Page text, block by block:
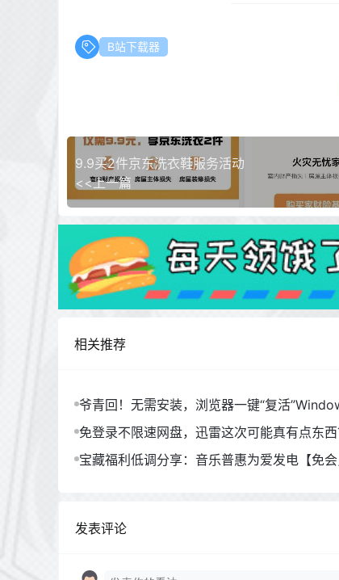
B站下载器
9.9买2件京东洗衣鞋服务活动
<<上一篇
相关推荐
爷青回！无需安装，浏览器一键“复活
免登录不限速网盘，迅雷这次可能真有点东西
宝藏福利低调分享：音乐普惠为爱发电【免会
发表评论